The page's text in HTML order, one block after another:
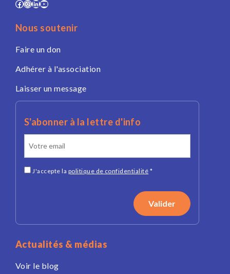
Facebook
Instagram
LinkedIn
YouTube
Nous soutenir
Faire un don
Adhérer à l'association
Laisser un message
S'abonner à la lettre d'info
J'accepte la politique de confidentialité *
Actualités & médias
Voir le blog